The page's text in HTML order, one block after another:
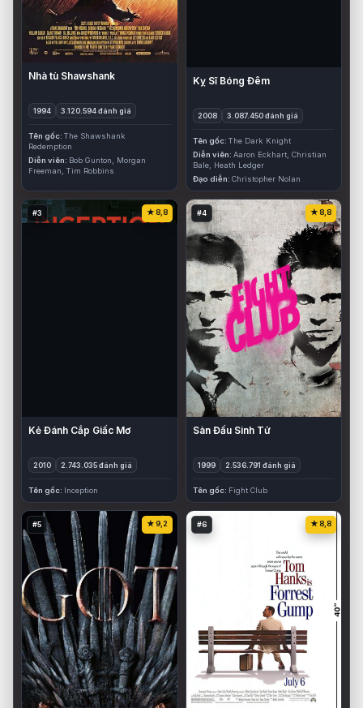
Nhà tù Shawshank
1994 3.120.594 đánh giá
Tên gốc The Shawshank
Redemption
Diễn viên
Bob Gunton, Morgan
Freeman, Tim Robbins
Kỵ Sĩ Bóng Đêm
2008 3.087.450 đánh giá
Tên gốc The Dark Knight
Diễn viên Aaron Eckhart, Christian
Bale, Heath Ledger
Đạo diễn Christopher Nolan
#3 8,8
Kẻ Đánh Cắp Giấc Mơ
2010 2.743.035 đánh giá
Tên gốc Inception
#4 8,8
Sàn Đấu Sinh Tử
1999 2.536.791 đánh giá
Tên gốc Fight Club
#5 9,2 #6 8,8